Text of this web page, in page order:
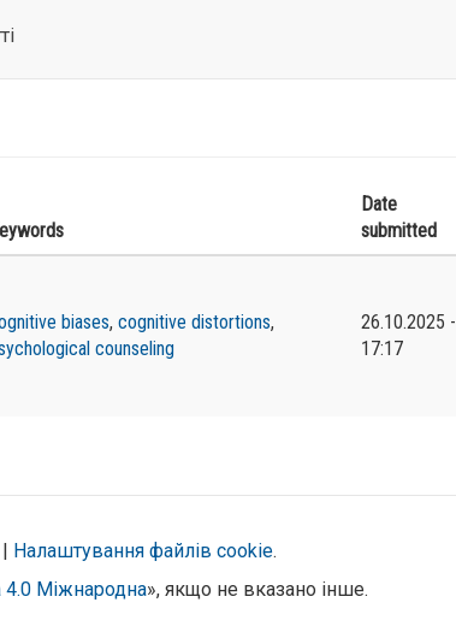
Date
submitted
biases, cognitive distortions,
counseling
26.10.2025 -
17:17
Налаштування файлів cookie.
4.0 Міжнародна», якщо не вказано інше.